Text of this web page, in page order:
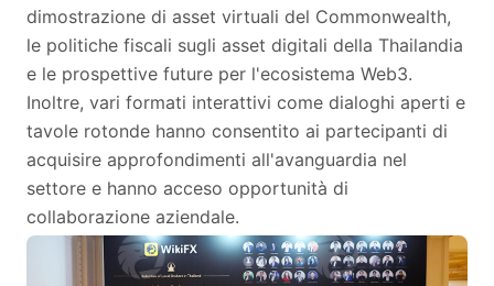
dimostrazione di asset virtuali del Commonwealth,
le politiche fiscali sugli asset digitali della Thailandia
e le prospettive future per l'ecosistema Web3.
Inoltre, vari formati interattivi come dialoghi aperti e
tavole rotonde hanno consentito ai partecipanti di
acquisire approfondimenti all'avanguardia nel
settore e hanno acceso opportunità di
collaborazione aziendale.